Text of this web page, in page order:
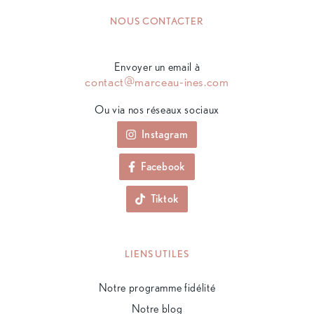
NOUS CONTACTER
Envoyer un email à
contact@marceau-ines.com
Ou via nos réseaux sociaux
Instagram
Facebook
Tiktok
LIENS UTILES
Notre programme fidélité
Notre blog